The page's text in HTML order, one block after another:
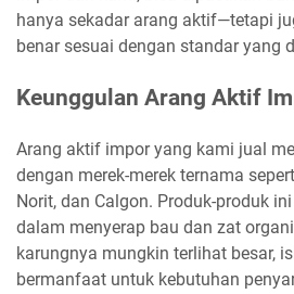
hanya sekadar arang aktif—tetapi
benar sesuai dengan standar yang
Keunggulan Arang Aktif
Arang aktif impor yang kami jual
dengan merek-merek ternama
Norit, dan Calgon. Produk-produk
dalam menyerap bau dan zat
karungnya mungkin terlihat besar,
bermanfaat untuk kebutuhan